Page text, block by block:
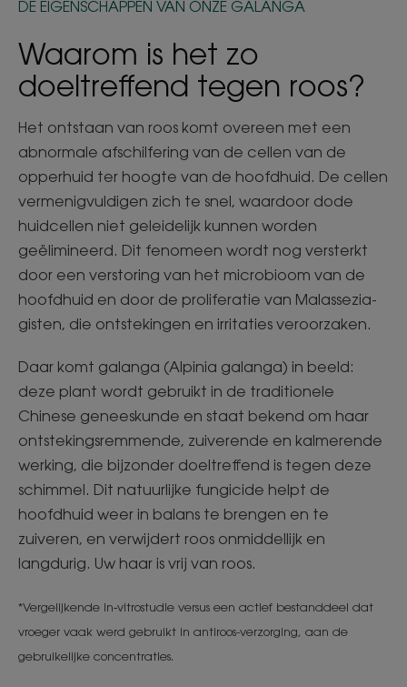
DE EIGENSCHAPPEN VAN ONZE GALANGA
Waarom is het zo
doeltreffend tegen roos?
Het ontstaan van roos komt overeen met een
abnormale afschilfering van de cellen van de
opperhuid ter hoogte van de hoofdhuid. De cellen
vermenigvuldigen zich te snel, waardoor dode
huidcellen niet geleidelijk kunnen worden
geëlimineerd. Dit fenomeen wordt nog versterkt
door een verstoring van het microbioom van de
hoofdhuid en door de proliferatie van Malassezia-
gisten, die ontstekingen en irritaties veroorzaken.
Daar komt galanga (Alpinia galanga) in beeld:
deze plant wordt gebruikt in de traditionele
Chinese geneeskunde en staat bekend om haar
ontstekingsremmende, zuiverende en kalmerende
werking, die bijzonder doeltreffend is tegen deze
schimmel. Dit natuurlijke fungicide helpt de
hoofdhuid weer in balans te brengen en te
zuiveren, en verwijdert roos onmiddellijk en
langdurig. Uw haar is vrij van roos.​
*Vergelijkende in‑vitrostudie versus een actief bestanddeel dat
vroeger vaak werd gebruikt in antiroos-verzorging, aan de
gebruikelijke concentraties.​